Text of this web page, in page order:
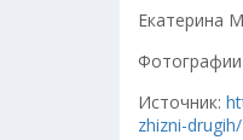
Екатерина
Источник:
zhizni-drugih/